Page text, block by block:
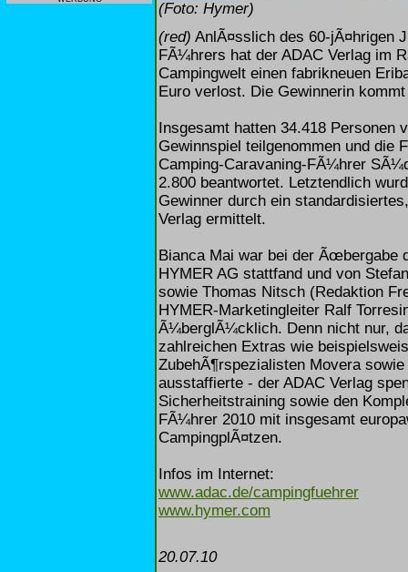
(Foto: Hymer)
(red) AnlÃ¤sslich des 60-jÃ¤hrigen
FÃ¼hrers hat der ADAC Verlag im
Campingwelt einen fabrikneuen
Euro verlost. Die Gewinnerin
Insgesamt hatten 34.418 Personen
Gewinnspiel teilgenommen und die
Camping-Caravaning-FÃ¼hrer
2.800 beantwortet. Letztendlich
Gewinner durch ein
Verlag ermittelt.
Bianca Mai war bei der Ãœbergabe
HYMER AG stattfand und von
sowie Thomas Nitsch (Redaktion
HYMER-Marketingleiter Ralf
Ã¼berglÃ¼cklich. Denn nicht nur,
zahlreichen Extras wie
ZubehÃ¶rspezialisten Movera
ausstaffierte - der ADAC Verlag
Sicherheitstraining sowie den
FÃ¼hrer 2010 mit insgesamt
CampingplÃ¤tzen.
Infos im Internet:
www.adac.de/campingfuehrer
www.hymer.com
20.07.10